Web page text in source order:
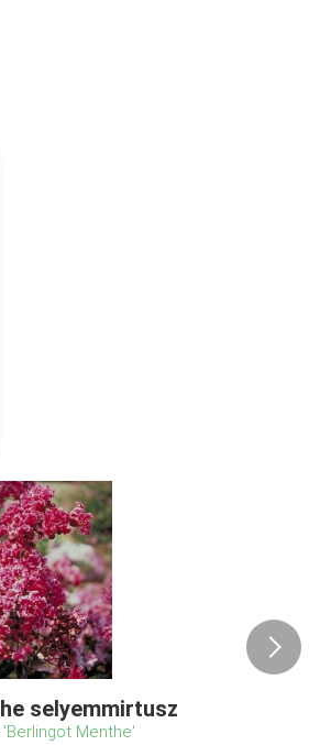
selyemmirtusz
Menthe'